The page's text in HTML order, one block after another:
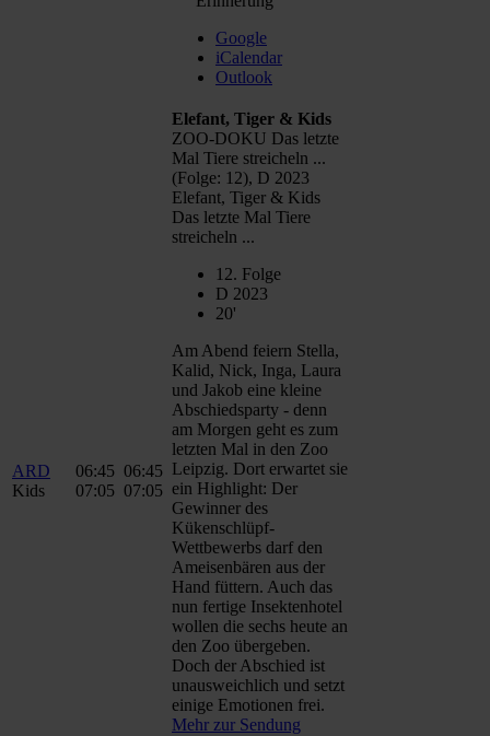
Google
iCalendar
Outlook
ARD
Kids
06:45
07:05
06:45
07:05
Elefant, Tiger & Kids
ZOO-DOKU Das letzte
Mal Tiere streicheln ...
(Folge: 12), D 2023
Elefant, Tiger & Kids
Das letzte Mal Tiere
streicheln ...
12. Folge
D 2023
20'
Am Abend feiern Stella,
Kalid, Nick, Inga, Laura
und Jakob eine kleine
Abschiedsparty - denn
am Morgen geht es zum
letzten Mal in den Zoo
Leipzig. Dort erwartet sie
ein Highlight: Der
Gewinner des
Kükenschlüpf-
Wettbewerbs darf den
Ameisenbären aus der
Hand füttern. Auch das
nun fertige Insektenhotel
wollen die sechs heute an
den Zoo übergeben.
Doch der Abschied ist
unausweichlich und setzt
einige Emotionen frei.
Mehr zur Sendung